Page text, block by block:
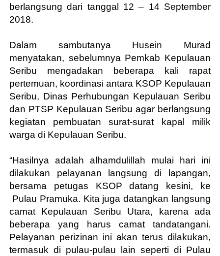
berlangsung dari tanggal 12 – 14 September
2018.
Dalam sambutanya Husein Murad
menyatakan, sebelumnya Pemkab Kepulauan
Seribu mengadakan beberapa kali rapat
pertemuan, koordinasi antara KSOP Kepulauan
Seribu, Dinas Perhubungan Kepulauan Seribu
dan PTSP Kepulauan Seribu agar berlangsung
kegiatan pembuatan surat-surat kapal milik
warga di Kepulauan Seribu.
“Hasilnya adalah alhamdulillah mulai hari ini
dilakukan pelayanan langsung di lapangan,
bersama petugas KSOP datang kesini, ke
Pulau Pramuka. Kita juga datangkan langsung
camat Kepulauan Seribu Utara, karena ada
beberapa yang harus camat tandatangani.
Pelayanan perizinan ini akan terus dilakukan,
termasuk di pulau-pulau lain seperti di Pulau